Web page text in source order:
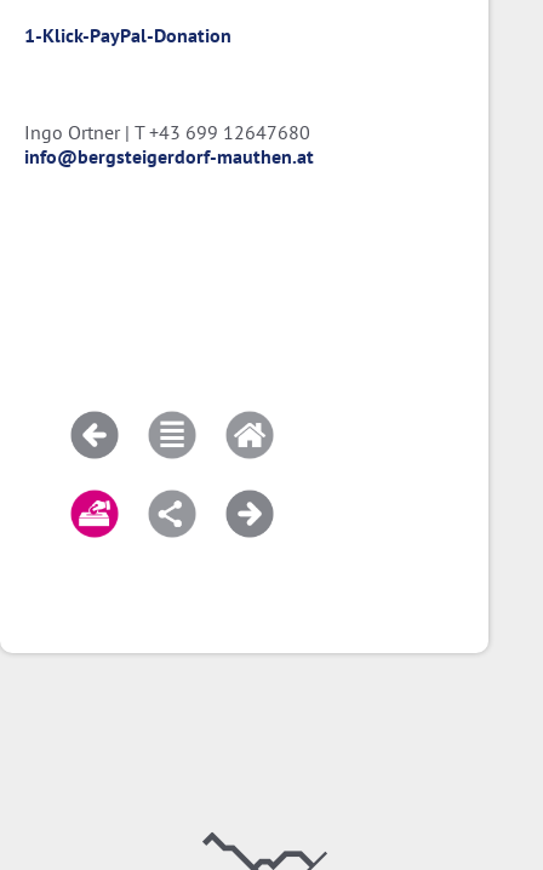
1-Klick-PayPal-Donation
Ingo Ortner | T +43 699 12647680
info@bergsteigerdorf-mauthen.at